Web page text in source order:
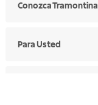
Conozca Tramontina
Para Usted